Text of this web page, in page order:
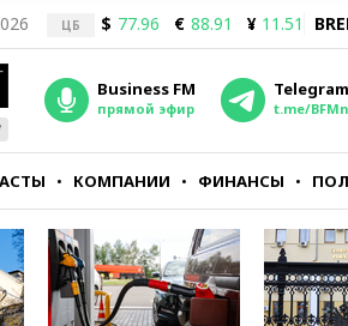
ЦБ $ 77.96 € 88.91 ¥ 11.51
Business FM
прямой эфир
Telegram
t.me/
КОМПАНИИ ФИНАНСЫ